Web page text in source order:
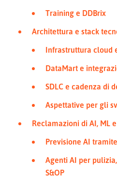
Training e DDBrix
Architettura e stack
Infrastruttura cloud
DataMart e
SDLC e cadenza di
Aspettative per gli
Reclamazioni di AI, ML
Previsione AI
Agenti AI per
S&OP